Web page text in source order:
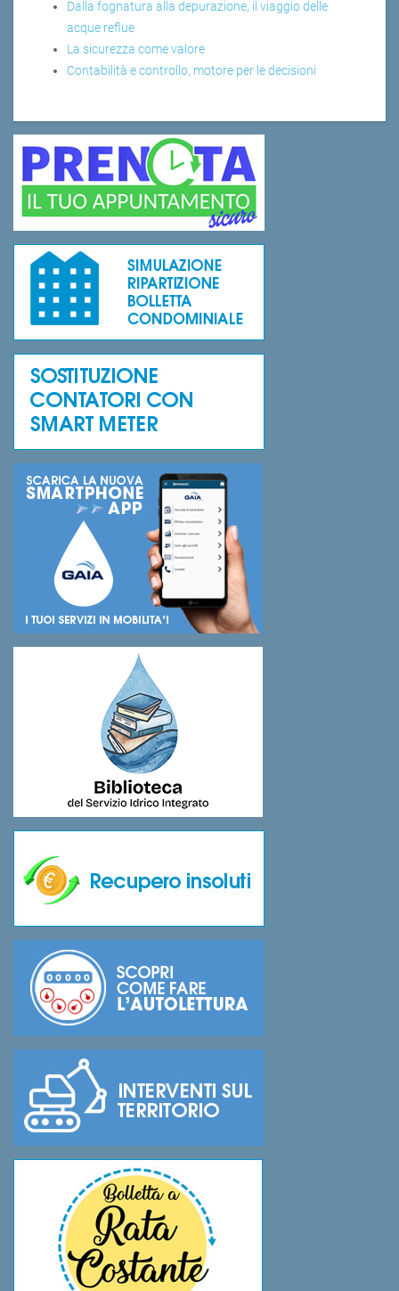
Dalla fognatura alla depurazione, il viaggio delle
acque reflue
La sicurezza come valore
Contabilità e controllo, motore per le decisioni